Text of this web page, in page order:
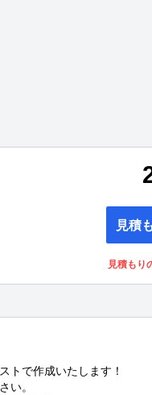
見積
見積もり
トで作成いたします！
い。